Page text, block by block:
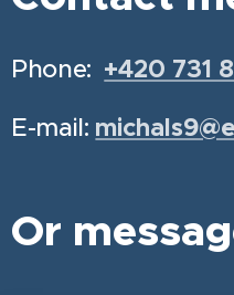
Phone: +420 731
E-mail:
Or